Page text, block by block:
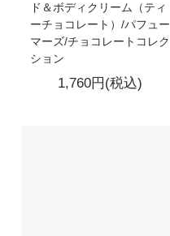
ド＆ボディクリーム（ティ
ーチョコレート）/パフュー
マーズ/チョコレートコレク
ション
1,760円(税込)